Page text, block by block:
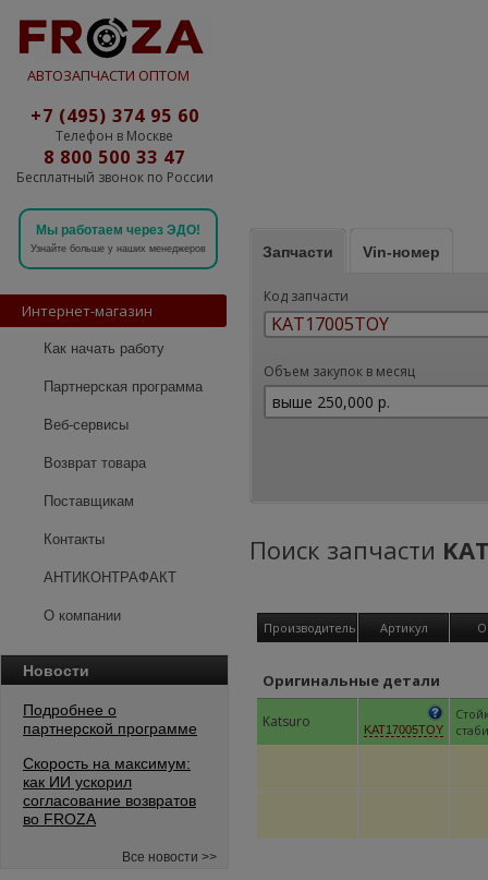
АВТОЗАПЧАСТИ ОПТОМ
+7 (495) 374 95 60
Телефон в Москве
8 800 500 33 47
Бесплатный звонок по России
Мы работаем через ЭДО!
Узнайте больше у наших менеджеров
Интернет-магазин
Как начать работу
Партнерская программа
Веб-сервисы
Возврат товара
Поставщикам
Контакты
АНТИКОНТРАФАКТ
О компании
Новости
Подробнее о
партнерской программе
Скорость на максимум:
как ИИ ускорил
согласование возвратов
во FROZA
Все новости >>
Запчасти Vin-номер
Код запчасти
Объем закупок в месяц
Поиск запчасти
Производитель Артикул
Оригинальные детали
Katsuro KAT17005TOY